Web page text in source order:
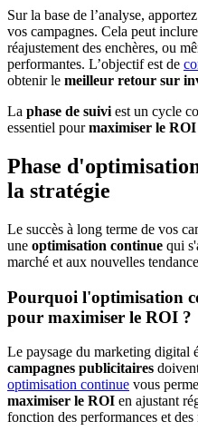
Sur la base de l’analyse,
vos campagnes. Cela peut
réajustement des enchères, ou
performantes. L’objectif est de
obtenir le meilleur retour sur
La phase de suivi est un cycle
essentiel pourmaximiser le ROI
Phase
la stratégie
Le succès à long terme de vos
une optimisation continue qui
marché et aux nouvelles
Pourquoi l'optimisation
pour maximiser le ROI ?
Le paysage du marketing digital
campagnes publicitaires
optimisation continue vous
maximiser le ROI en ajustant
fonction des performances et